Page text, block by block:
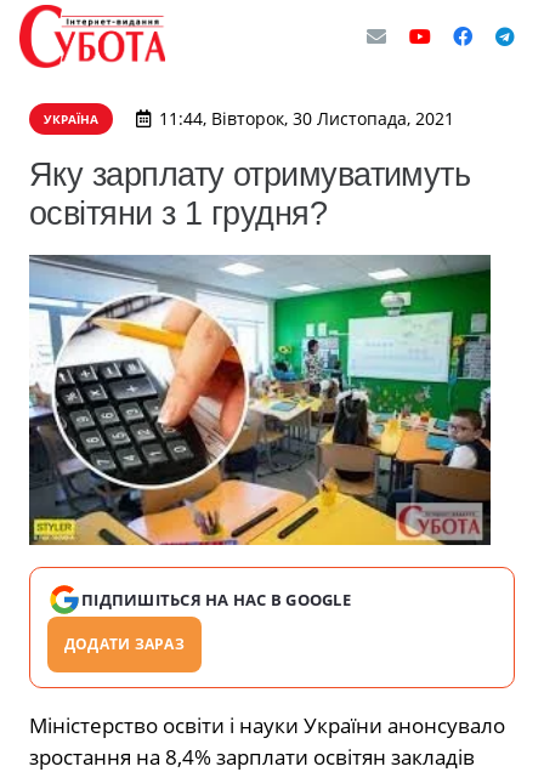
УКРАЇНА 11:44, Вівторок, 30 Листопада, 2021
Яку зарплату отримуватимуть
освітяни з 1 грудня?
ПІДПИШІТЬСЯ НА НАС В GOOGLE
ДОДАТИ ЗАРАЗ
Міністерство освіти і науки України анонсувало
зростання на 8,4% зарплати освітян закладів